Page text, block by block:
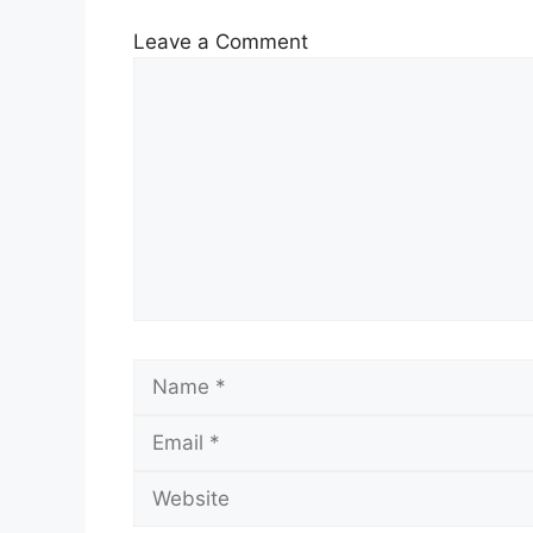
Leave a Comment
Name